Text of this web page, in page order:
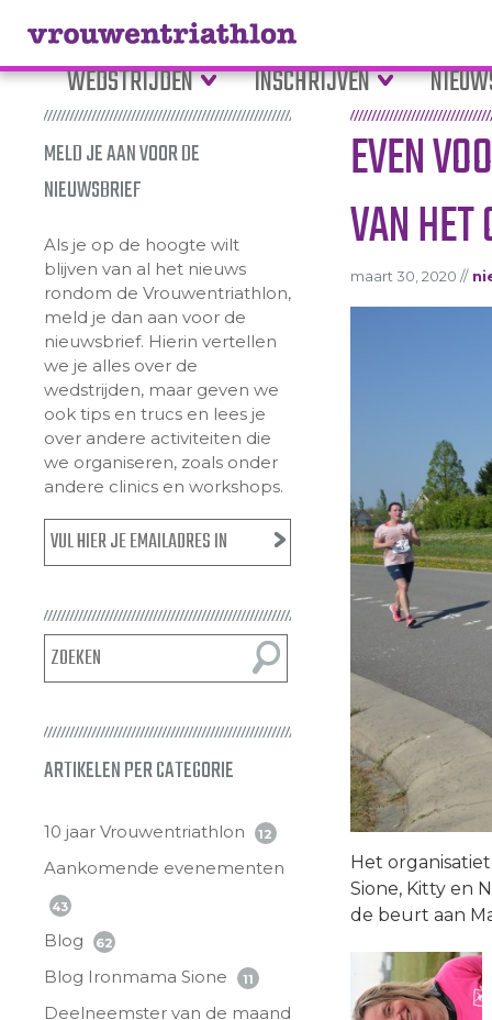
WEDSTRIJDEN INSCHRIJVEN
MELD JE AAN VOOR DE
NIEUWSBRIEF
Als je op de hoogte wilt
blijven van al het nieuws
rondom de Vrouwentriathlon,
meld je dan aan voor de
nieuwsbrief. Hierin vertellen
we je alles over de
wedstrijden, maar geven we
ook tips en trucs en lees je
over andere activiteiten die
we organiseren, zoals onder
andere clinics en workshops.
ARTIKELEN PER CATEGORIE
10 jaar Vrouwentriathlon 12
Aankomende evenementen
43
Blog 62
Blog Ironmama Sione 11
Deelneemster van de maand
EVEN
VAN
maart 30, 2020 //
Het
Sione, Kitty en
de beurt aan